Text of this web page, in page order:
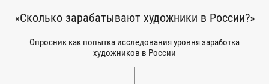
«Сколько зарабатывают художники в России?»
Опросник как попытка исследования уровня заработка
художников в России